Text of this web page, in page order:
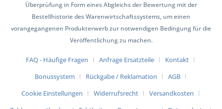
Überprüfung in Form eines Abgleichs der Bewertung mit der
Bestellhistorie des Warenwirtschaftssystems, um einen
vorangegangenen Produkterwerb zur notwendigen Bedingung für die
Veröffentlichung zu machen.
FAQ - Häufige Fragen Anfrage Ersatzteile
Kontakt
Bonussystem
Rückgabe / Reklamation
AGB
Cookie Einstellungen
Widerrufsrecht
Versandkosten